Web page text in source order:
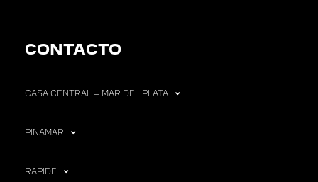
CONTACTO
CASA CENTRAL – MAR DEL PLATA
PINAMAR
RAPIDE